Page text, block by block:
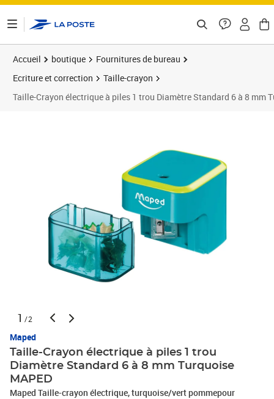
Accueil boutique
Fournitures de bureau
Ecriture et correction
Taille-crayon
Taille-Crayon électrique à piles 1 trou Diamètre Standard 6 à 8 mm
1 /2
Maped
Taille-Crayon électrique à piles 1 trou
Diamètre Standard 6 à 8 mm Turquoise
MAPED
Maped Taille-crayon électrique, turquoise/vert pommepour